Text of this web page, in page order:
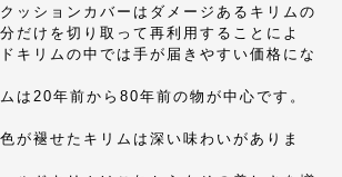
ッションカバーはダメージあるキリムの
だけを切り取って再利用することによ
キリムの中では手が届きやすい価格にな
は20年前から80年前の物が中心です。
が褪せたキリムは深い味わいがありま